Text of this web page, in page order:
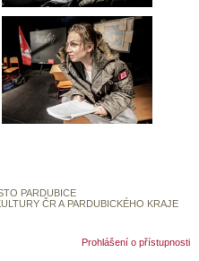
PARDUBICE
ČR A PARDUBICKÉHO KRAJE
Prohlášení o přístupnosti